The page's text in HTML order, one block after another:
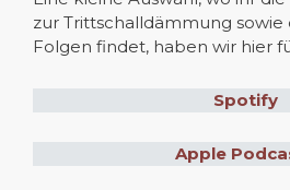
zur Trittschalldämmung sowie
Folgen findet, haben wir hier
Spotify
Apple